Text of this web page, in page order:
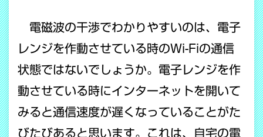
電磁波の干渉でわかりやすいのは、電子
レンジを作動させている時のWi-Fiの通信
状態ではないでしょうか。電子レンジを作
動させている時にインターネットを開いて
みると通信速度が遅くなっていることがた
びたびあると思います。これは、自宅の電